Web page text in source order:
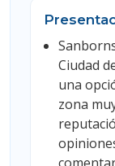
Ciudad
una
zona